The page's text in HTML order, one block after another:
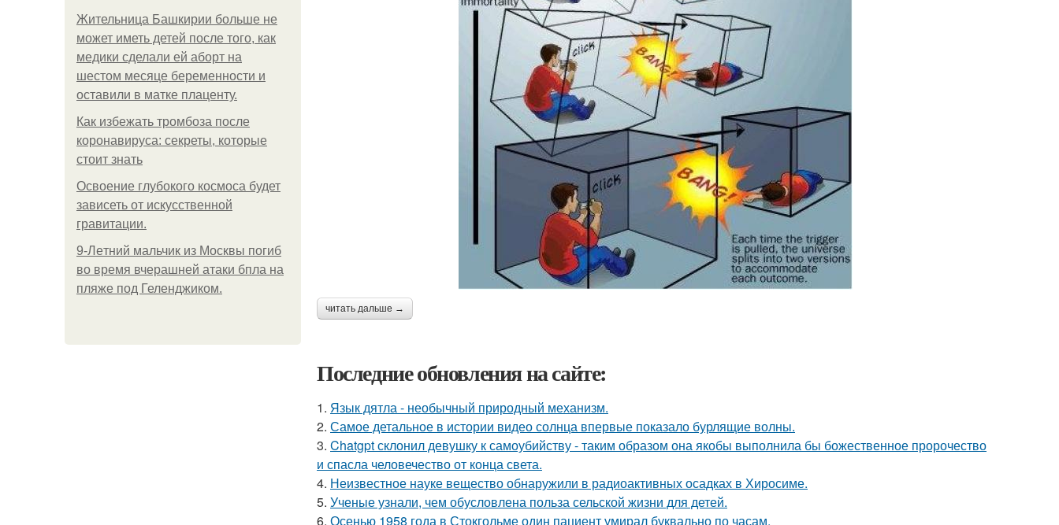
Жительница Башкирии больше не
может иметь детей после того, как
медики сделали ей аборт на
шестом месяце беременности и
оставили в матке плаценту.
Как избежать тромбоза после
коронавируса: секреты, которые
стоит знать
Освоение глубокого космоса будет
зависеть от искусственной
гравитации.
9-Лeтний мaльчик из Москвы погиб
во время вчерашней атаки бпла на
пляже под Геленджиком.
читать дальше →
Последние обновления на сайте:
1. Язык дятла - необычный природный механизм.
2. Самое детальное в истории видео солнца впервые показало бурлящие волны.
3. Chatgpt склонил девушку к самоубийству - таким образом она якобы выполнила бы божественное пророчество
и спасла человечество от конца света.
4. Неизвестное науке вещество обнаружили в радиоактивных осадках в Хиросиме.
5. Ученые узнали, чем обусловлена польза сельской жизни для детей.
6. Осенью 1958 года в Стокгольме один пациент умирал буквально по часам.